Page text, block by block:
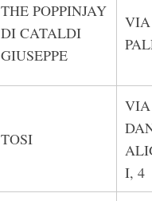
THE POPPINJAY
DI CATALDI
GIUSEPPE
VIA
TOSI
VIA
I, 4